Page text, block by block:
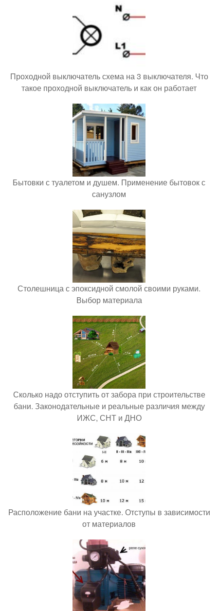
Проходной выключатель схема на 3 выключателя. Что
такое проходной выключатель и как он работает
Бытовки с туалетом и душем. Применение бытовок с
санузлом
Столешница с эпоксидной смолой своими руками.
Выбор материала
Сколько надо отступить от забора при строительстве
бани. Законодательные и реальные различия между
ИЖС, СНТ и ДНО
Расположение бани на участке. Отступы в зависимости
от материалов